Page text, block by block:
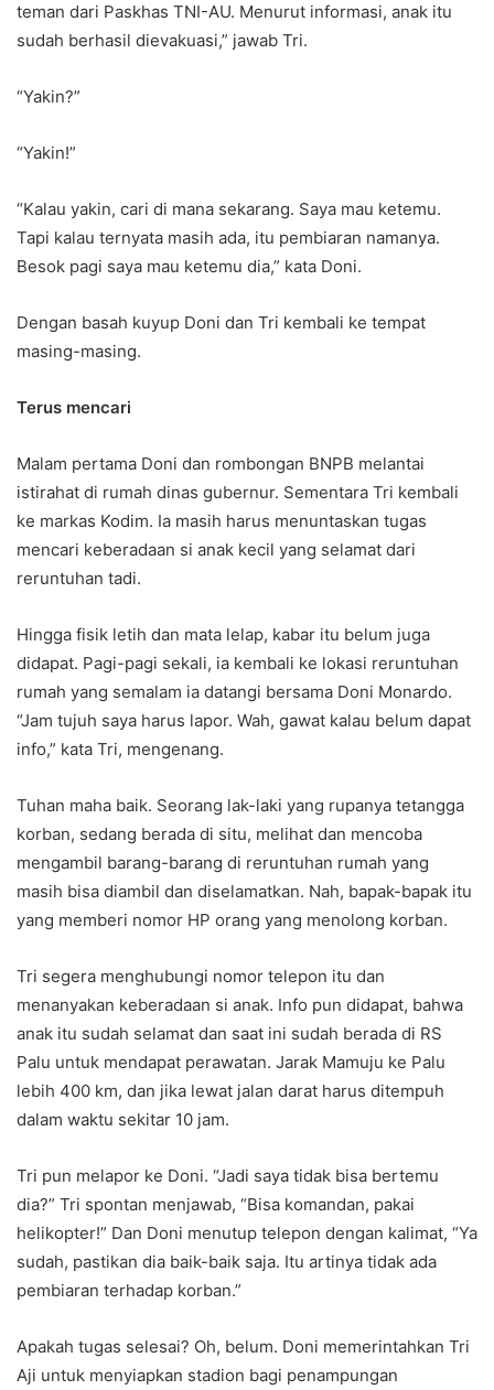
teman dari Paskhas TNI-AU. Menurut informasi, anak itu
sudah berhasil dievakuasi,” jawab Tri.
“Yakin?”
“Yakin!”
“Kalau yakin, cari di mana sekarang. Saya mau ketemu.
Tapi kalau ternyata masih ada, itu pembiaran namanya.
Besok pagi saya mau ketemu dia,” kata Doni.
Dengan basah kuyup Doni dan Tri kembali ke tempat
masing-masing.
Terus mencari
Malam pertama Doni dan rombongan BNPB melantai
istirahat di rumah dinas gubernur. Sementara Tri kembali
ke markas Kodim. Ia masih harus menuntaskan tugas
mencari keberadaan si anak kecil yang selamat dari
reruntuhan tadi.
Hingga fisik letih dan mata lelap, kabar itu belum juga
didapat. Pagi-pagi sekali, ia kembali ke lokasi reruntuhan
rumah yang semalam ia datangi bersama Doni Monardo.
“Jam tujuh saya harus lapor. Wah, gawat kalau belum dapat
info,” kata Tri, mengenang.
Tuhan maha baik. Seorang lak-laki yang rupanya tetangga
korban, sedang berada di situ, melihat dan mencoba
mengambil barang-barang di reruntuhan rumah yang
masih bisa diambil dan diselamatkan. Nah, bapak-bapak itu
yang memberi nomor HP orang yang menolong korban.
Tri segera menghubungi nomor telepon itu dan
menanyakan keberadaan si anak. Info pun didapat, bahwa
anak itu sudah selamat dan saat ini sudah berada di RS
Palu untuk mendapat perawatan. Jarak Mamuju ke Palu
lebih 400 km, dan jika lewat jalan darat harus ditempuh
dalam waktu sekitar 10 jam.
Tri pun melapor ke Doni. “Jadi saya tidak bisa bertemu
dia?” Tri spontan menjawab, “Bisa komandan, pakai
helikopter!” Dan Doni menutup telepon dengan kalimat, “Ya
sudah, pastikan dia baik-baik saja. Itu artinya tidak ada
pembiaran terhadap korban.”
Apakah tugas selesai? Oh, belum. Doni memerintahkan Tri
Aji untuk menyiapkan stadion bagi penampungan